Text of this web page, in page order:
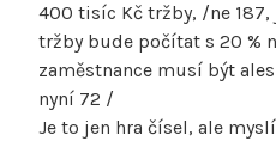
400 tisíc Kč tržby, /ne
tržby bude počítat s 20 %
zaměstnance musí být
nyní 72 /
Je to jen hra čísel, ale